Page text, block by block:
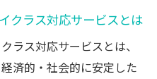
クラス対応サービスとは
ラス対応サービスとは、
済的・社会的に安定した